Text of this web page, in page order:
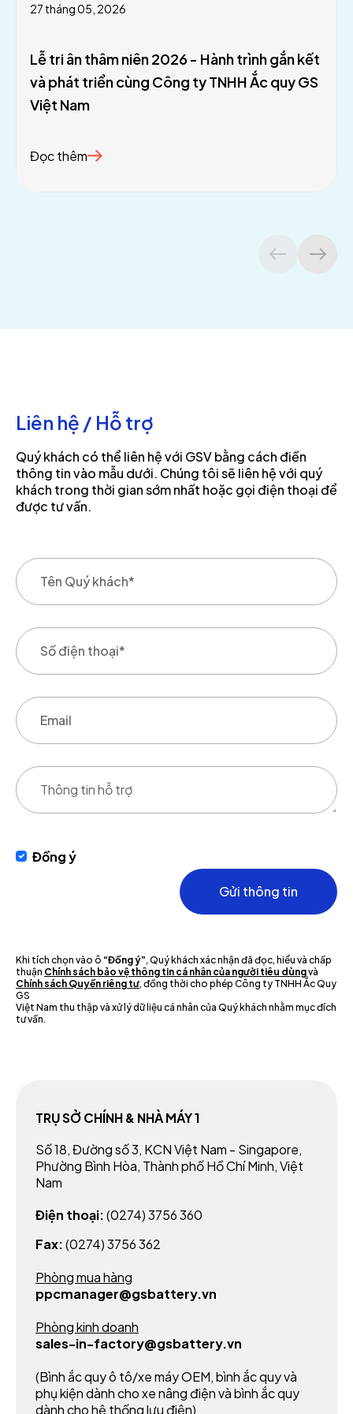
27 tháng 05, 2026
Lễ tri ân thâm niên 2026 - Hành trình gắn kết
và phát triển cùng Công ty TNHH Ắc quy GS
Việt Nam
Đọc thêm
Liên hệ / Hỗ trợ
Quý khách có thể liên hệ với GSV bằng cách điền
thông tin vào mẫu dưới. Chúng tôi sẽ liên hệ với quý
khách trong thời gian sớm nhất hoặc gọi điện thoại để
được tư vấn.
Đồng ý
Gửi thông tin
Khi tích chọn vào ô “Đồng ý”, Quý khách xác nhận đã đọc, hiểu và chấp
thuận Chính sách bảo vệ thông tin cá nhân của người tiêu dùngvà
Chính sách Quyền riêng tư, đồng thời cho phép Công ty TNHH Ắc Quy
GS
Việt Nam thu thập và xử lý dữ liệu cá nhân của Quý khách nhằm mục đích
tư vấn.
TRỤ SỞ CHÍNH & NHÀ MÁY 1
Số 18, Đường số 3, KCN Việt Nam - Singapore,
Phường Bình Hòa, Thành phố Hồ Chí Minh, Việt
Nam
Điện thoại:(0274) 3756 360
Fax:(0274) 3756 362
Phòng mua hàng
ppcmanager@gsbattery.vn
Phòng kinh doanh
sales-in-factory@gsbattery.vn
(Bình ắc quy ô tô/xe máy OEM, bình ắc quy và
phụ kiện dành cho xe nâng điện và bình ắc quy
dành cho hệ thống lưu điện)